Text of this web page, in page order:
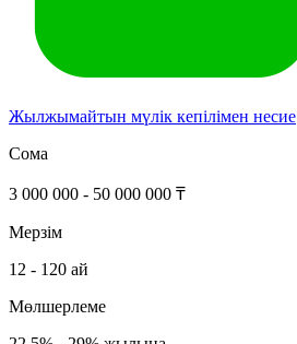
Жылжымайтын мүлік кепілімен несие
Сома
3 000 000 - 50 000 000 ₸
Мерзім
12 - 120 ай
Мөлшерлеме